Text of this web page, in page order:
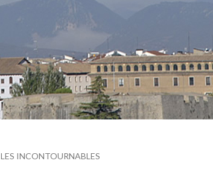
LES INCONTOURNABLES